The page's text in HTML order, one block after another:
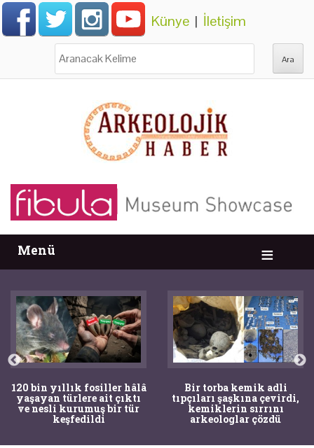
Künye | İletişim
Menü
120 bin yıllık fosiller hâlâ
yaşayan türlere ait çıktı
ve nesli kurumuş bir tür
keşfedildi
Bir torba kemik adli
tıpçıları şaşkına çevirdi,
kemiklerin sırrını
arkeologlar çözdü